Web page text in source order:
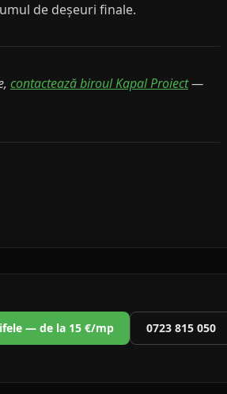
de deșeuri finale.
contactează biroul Kapal Proiect—
— de la 15 €/mp 0723 815 050